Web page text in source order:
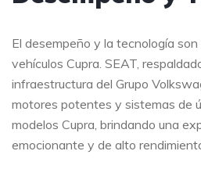
El desempeño y la tecnología
vehículos Cupra. SEAT,
infraestructura del Grupo
motores potentes y sistemas de
modelos Cupra, brindando una
emocionante y de alto